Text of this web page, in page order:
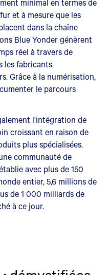
minimal en termes de
et à mesure que les
dans la chaîne
Blue Yonder génèrent
réel à travers de
les fabricants
Grâce à la numérisation,
le parcours
l'intégration de
croissant en raison de
plus spécialisées.
communauté de
avec plus de 150
entier, 5,6 millions de
de 1 000 milliards de
à ce jour.